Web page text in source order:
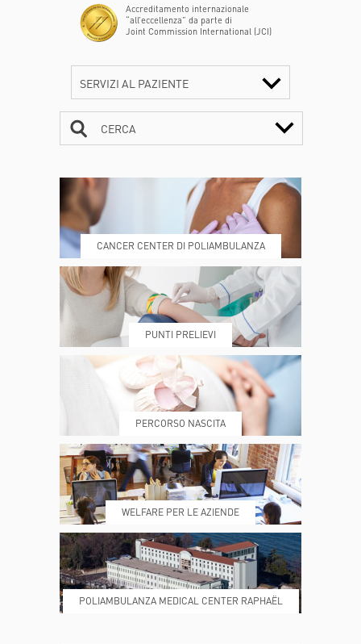
Accreditamento internazionale
“all’eccellenza” da parte di
Joint Commission International (JCI)
SERVIZI AL PAZIENTE
DOVE SIAMO ESAMI E VISITE
PRENOTA MY POLI
REFERTI REPARTI
DONA ORA MAGAZINE
CERCA
CANCER CENTER DI POLIAMBULANZA
PUNTI PRELIEVI
PERCORSO NASCITA
WELFARE PER LE AZIENDE
POLIAMBULANZA MEDICAL CENTER RAPHAËL